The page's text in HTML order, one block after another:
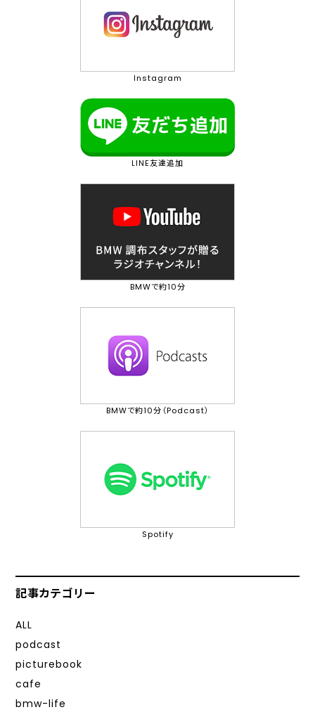
Instagram
LINE友達追加
BMWで約10分
BMWで約10分（Podcast）
Spotify
記事カテゴリー
ALL
podcast
picturebook
cafe
bmw-life